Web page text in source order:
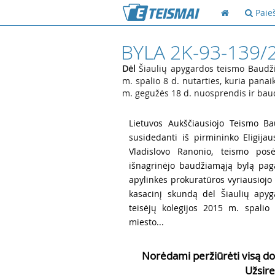
BYLA 2K-93-139/
Dėl Šiaulių apygardos teismo
m. spalio 8 d. nutarties, kuria
m. gegužės 18 d. nuosprendis ir
Lietuvos Aukščiausiojo Teismo
susidedanti iš pirmininko
Vladislovo Ranonio, teismo
išnagrinėjo baudžiamąją bylą
apylinkės prokuratūros
kasacinį skundą dėl Šiaulių
teisėjų kolegijos 2015 m.
miesto...
Norėdami peržiūrėti visą